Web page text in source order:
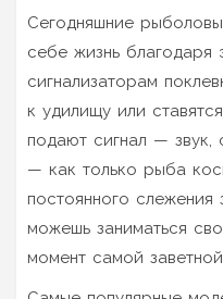
Сегодняшние
себе жизнь благодаря
сигнализаторам
к удилищу или
подают сигнал — звук,
— как только рыба
постоянного
можешь заниматься
момент самой